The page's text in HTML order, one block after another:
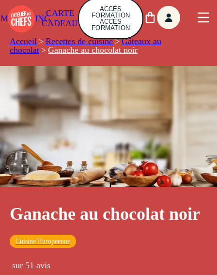
CARTE
CADEAU
ACCÈS
FORMATION
ACCÈS
FORMATION
Accueil > Recettes de cuisine > Gâteaux au
chocolat > Ganache au chocolat noir
Ganache au chocolat noir
Cuisine Européenne
sur 51 avis